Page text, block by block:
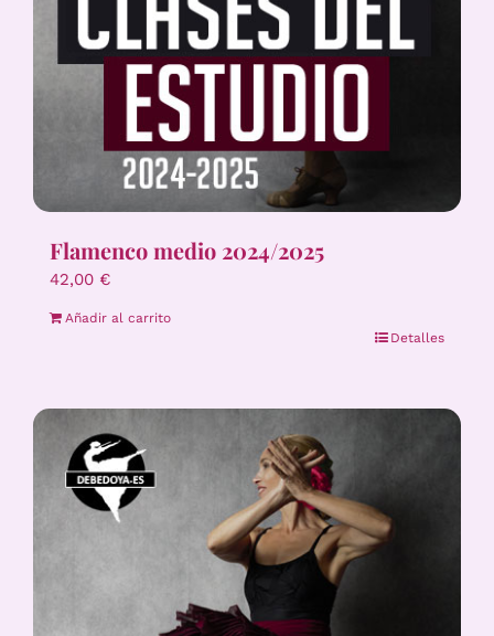
Flamenco medio 2024/2025
42,00 €
Añadir al carrito
Detalles